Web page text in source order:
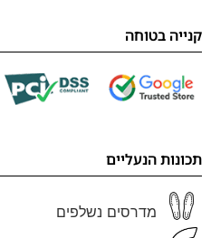
קנייה בטוחה
תכונות הנעליים
מדרסים נשלפים